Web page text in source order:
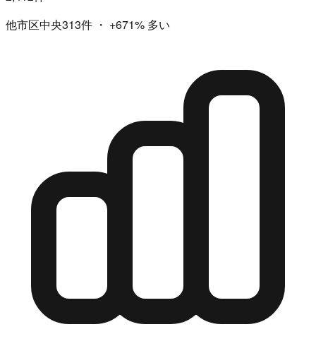
他市区中央313件 ・ +671% 多い